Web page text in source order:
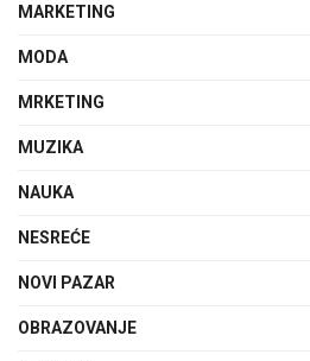
MARKETING
MODA
MRKETING
MUZIKA
NAUKA
NESREĆE
NOVI PAZAR
OBRAZOVANJE